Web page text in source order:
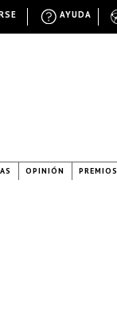
OPINIÓN PREMIOS
AYUDA